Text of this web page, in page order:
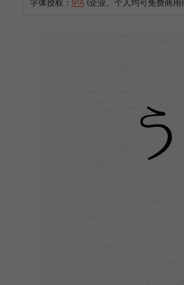
字体授权： IPA (企业、个人均可免费商用)